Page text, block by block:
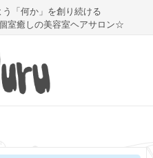
「何か」を創り続ける
室癒しの美容室ヘアサロン☆